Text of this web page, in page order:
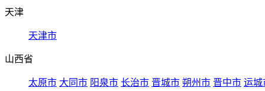
天津
天津市
山西省
太原市 大同市 阳泉市 长治市 晋城市 朔州市 晋中市 运城